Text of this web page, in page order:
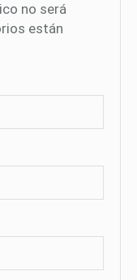
no será
están